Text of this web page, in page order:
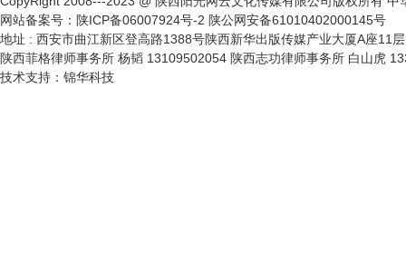
网站备案号： 陕ICP备06007924号-2 陕公网安备61010402000145号
地址 : 西安市曲江新区登高路1388号陕西新华出版传媒产业大厦A座11
陕西菲格律师事务所 杨韬 13109502054 陕西志功律师事务所 白山虎
技术支持： 锦华科技